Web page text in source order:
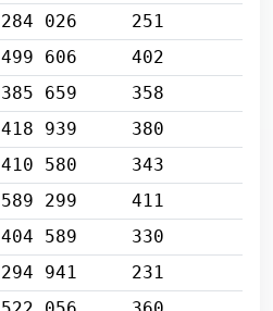
284 026
251
499 606
402
385 659
358
418 939
380
410 580
343
589 299
411
404 589
330
294 941
231